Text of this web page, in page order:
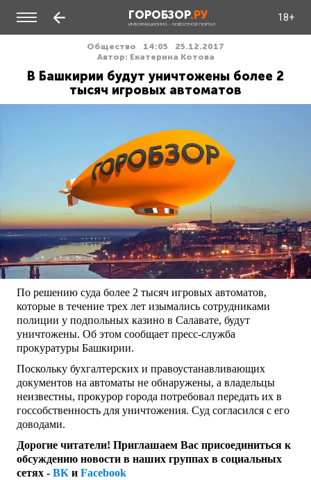
ГОРОБЗОР.РУ
ИНФОРМАЦИОННО - НОВОСТНОЙ ПОРТАЛ
18+
Общество 14:05
25.12.2017
Автор: Екатерина Котова
В Башкирии будут уничтожены более 2
тысяч игровых автоматов
По решению суда более 2 тысяч игровых автоматов,
которые в течение трех лет изымались сотрудниками
полиции у подпольных казино в Салавате, будут
уничтожены. Об этом сообщает пресс-служба
прокуратуры Башкирии.
Поскольку бухгалтерских и правоустанавливающих
документов на автоматы не обнаружены, а владельцы
неизвестны, прокурор города потребовал передать их в
госсобственность для уничтожения. Суд согласился с его
доводами.
Дорогие читатели! Приглашаем Вас присоединиться к
обсуждению новости в наших группах в социальных
сетях - ВК и Facebook